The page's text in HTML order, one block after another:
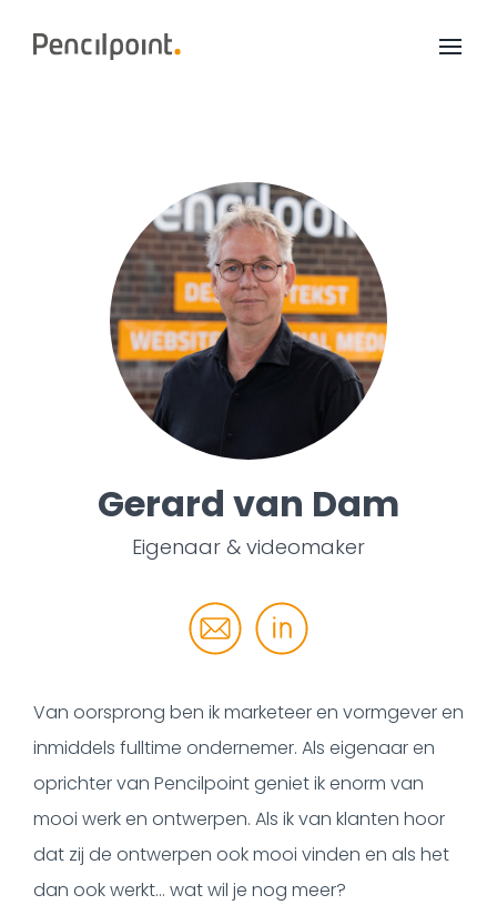
Home
Over ons
Gerard van Dam
Eigenaar & videomaker
Van oorsprong ben ik marketeer en vormgever en
inmiddels fulltime ondernemer. Als eigenaar en
oprichter van Pencilpoint geniet ik enorm van
mooi werk en ontwerpen. Als ik van klanten hoor
dat zij de ontwerpen ook mooi vinden en als het
dan ook werkt… wat wil je nog meer?